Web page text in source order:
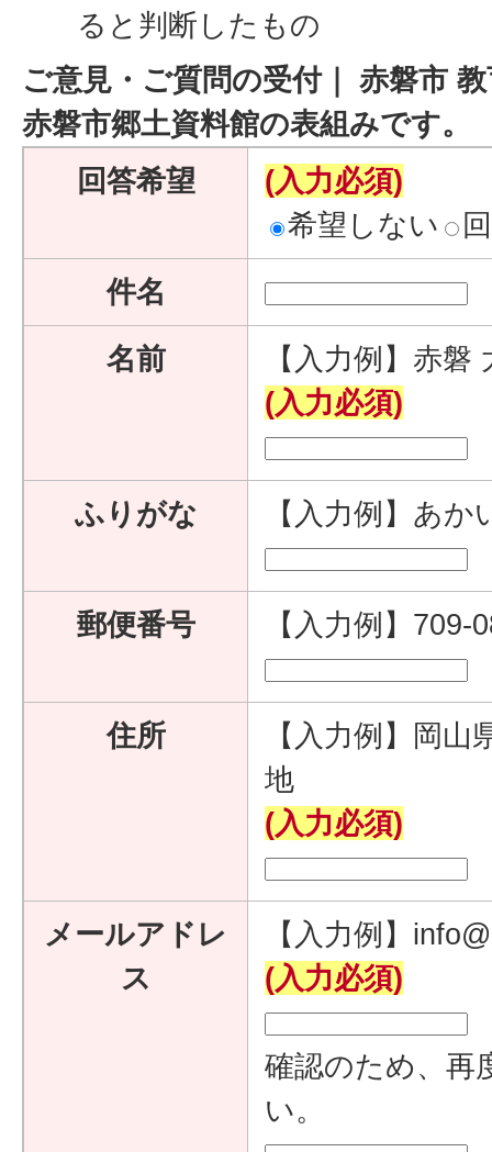
ると判断したもの
ご意見・ご質問の受付｜ 赤磐市
赤磐市郷土資料館の表組みです。
回答希望
(入力必須)
希望しない
件名
名前
【入力例】赤磐
(入力必須)
ふりがな 【入力例】あ
郵便番号 【入力例】
住所
【入力例】岡
地
(入力必須)
メールアドレ
ス
【入力例】
(入力必須)
確認のため、再
い。